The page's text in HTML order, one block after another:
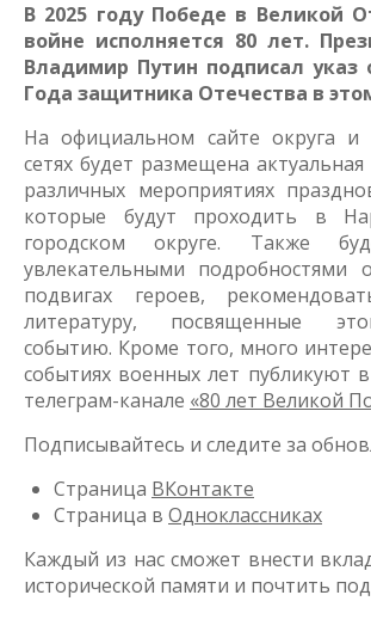
В 2025 году Победе в Великой
войне исполняется 80 лет.
Владимир Путин подписал указ
Года защитника Отечества в
На официальном сайте округа и
сетях будет размещена
различных мероприятиях
которые будут проходить в
городском округе. Также
увлекательными подробностями
подвигах героев,
литературу, посвященные
событию. Кроме того, много
событиях военных лет публикуют
телеграм-канале «80 лет Великой
Подписывайтесь и следите за
Страница ВКонтакте
Страница в Одноклассниках
Каждый из нас сможет внести
исторической памяти и почтить